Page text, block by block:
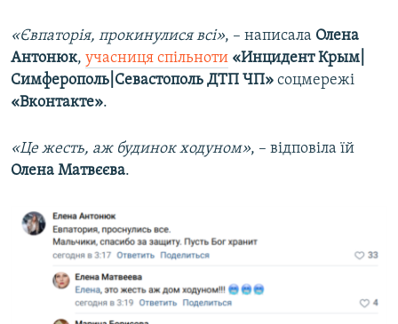
«Євпаторія, прокинулися всі», – написала Олена
Антонюк, учасниця спільноти «Инцидент Крым|
Симферополь|Севастополь ДТП ЧП» соцмережі
«Вконтакте».
«Це жесть, аж будинок ходуном», – відповіла їй
Олена Матвєєва.